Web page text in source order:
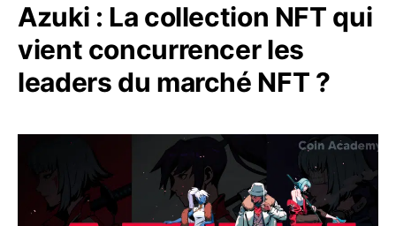
Azuki : La collection NFT qui
vient concurrencer les
leaders du marché NFT ?